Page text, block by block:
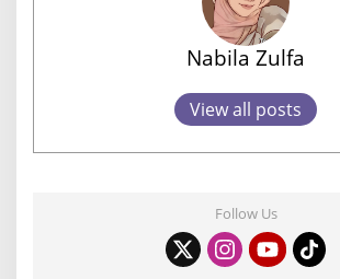
Nabila Zulfa
View all posts
Follow Us